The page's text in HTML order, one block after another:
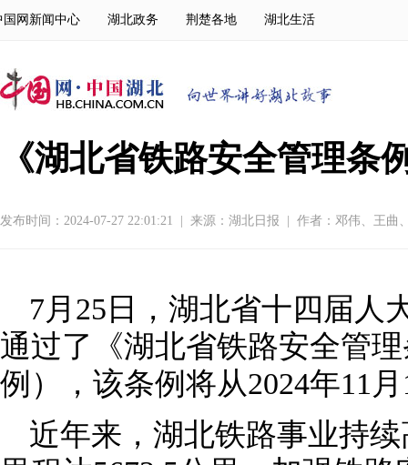
国网新闻中心 湖北政务 荆楚各地 湖北生活
《湖北省铁路安全管理条
发布时间：2024-07-27 22:01:21 来源： 湖北日报 作者：邓伟、王曲
7月25日，湖北省十四届人
通过了《湖北省铁路安全管
例），该条例将从2024年11
近年来，湖北铁路事业持